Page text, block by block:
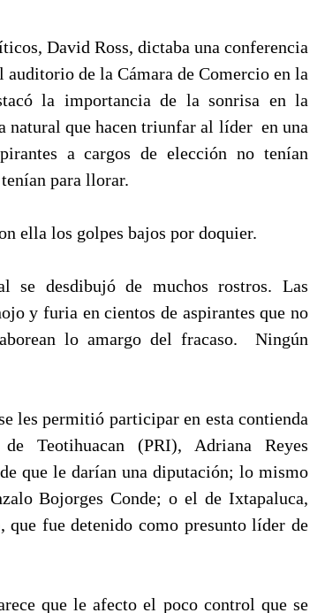
David Ross, dictaba una conferencia
de la Cámara de Comercio en la
la importancia de la sonrisa en la
natural que hacen triunfar al líder en una
a cargos de elección no tenían
para llorar.
ella los golpes bajos por doquier.
desdibujó de muchos rostros. Las
y furia en cientos de aspirantes que no
lo amargo del fracaso. Ningún
les permitió participar en esta contienda
Teotihuacan (PRI), Adriana Reyes
que le darían una diputación; lo mismo
Bojorges Conde; o el de Ixtapaluca,
fue detenido como presunto líder de
que le afecto el poco control que se